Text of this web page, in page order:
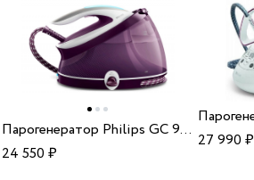
Парогенератор Philips GC 9315/30
24 550₽
27 990₽